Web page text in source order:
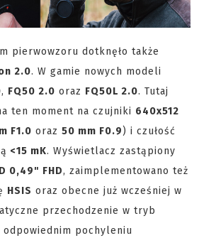
pierwowzoru dotknęło także
2.0. W gamie nowych modeli
, FQ50 2.0 oraz FQ50L 2.0. Tutaj
ten moment na czujniki 640x512
F1.0 oraz 50 mm F0.9) i czułość
<15 mK. Wyświetlacz zastąpiony
0,49" FHD, zaimplementowano też
HSIS oraz obecne już wcześniej w
przechodzenie w tryb
odpowiednim pochyleniu